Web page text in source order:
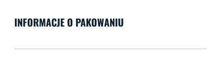
INFORMACJE O PAKOWANIU